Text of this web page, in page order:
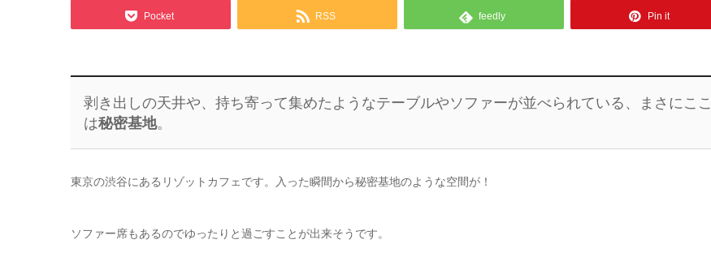
Pocket RSS feedly Pin it
剥き出しの天井や、持ち寄って集めたようなテーブルやソファーが並べられている、まさにここ
は秘密基地。
東京の渋谷にあるリゾットカフェです。入った瞬間から秘密基地のような空間が！
ソファー席もあるのでゆったりと過ごすことが出来そうです。